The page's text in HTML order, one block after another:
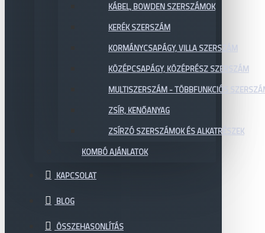
KÁBEL, BOWDEN SZERSZÁMOK
KERÉK SZERSZÁM
KORMÁNYCSAPÁGY, VILLA SZERSZÁM
KÖZÉPCSAPÁGY, KÖZÉPRÉSZ SZERSZÁM
MULTISZERSZÁM - TÖBBFUNKCIÓS
ZSÍR, KENŐANYAG
ZSÍRZÓ SZERSZÁMOK ÉS ALKATRÉSZEK
KOMBÓ AJÁNLATOK
KAPCSOLAT
BLOG
ÖSSZEHASONLÍTÁS